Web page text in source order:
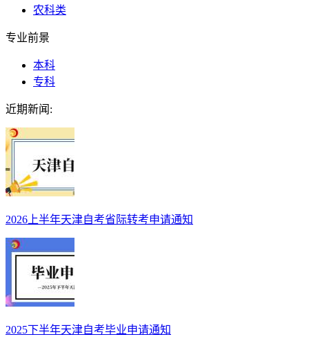
农科类
专业前景
本科
专科
近期新闻:
2026上半年天津自考省际转考申请通知
2025下半年天津自考毕业申请通知